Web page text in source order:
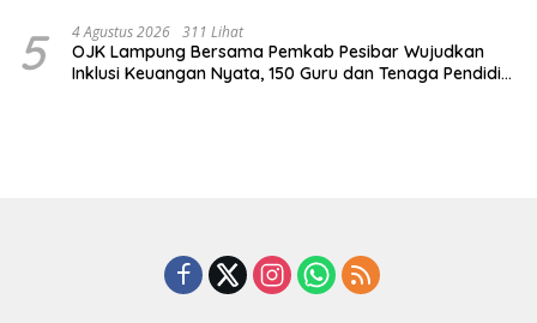
5 4 Agustus 2026 311 Lihat
OJK Lampung Bersama Pemkab Pesibar Wujudkan
Inklusi Keuangan Nyata, 150 Guru dan Tenaga Pendidik